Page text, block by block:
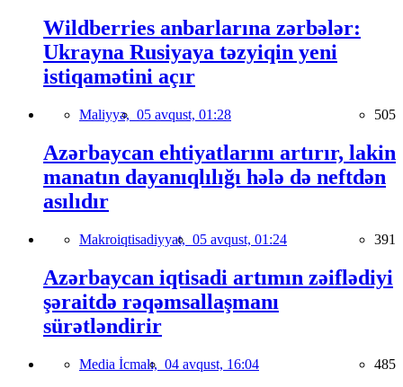
Wildberries anbarlarına zərbələr:
Ukrayna Rusiyaya təzyiqin yeni
istiqamətini açır
Maliyyə, 05 avqust, 01:28 505
Azərbaycan ehtiyatlarını artırır, lakin
manatın dayanıqlılığı hələ də neftdən
asılıdır
Makroiqtisadiyyat, 05 avqust, 01:24 391
Azərbaycan iqtisadi artımın zəiflədiyi
şəraitdə rəqəmsallaşmanı
sürətləndirir
Media İcmalı, 04 avqust, 16:04 485